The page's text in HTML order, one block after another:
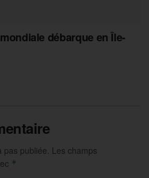
débarque en Île-
publiée. Les champs
*